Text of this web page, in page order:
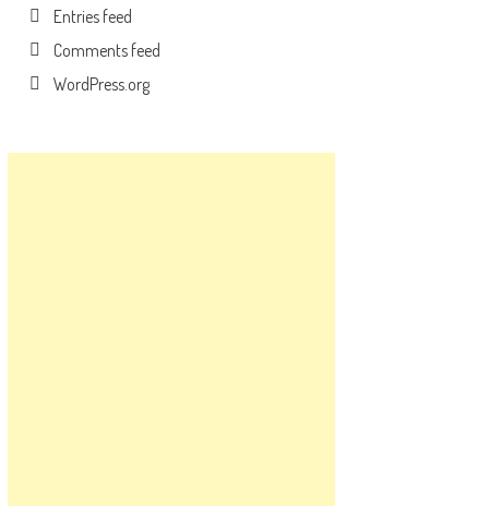
Entries feed
Comments feed
WordPress.org